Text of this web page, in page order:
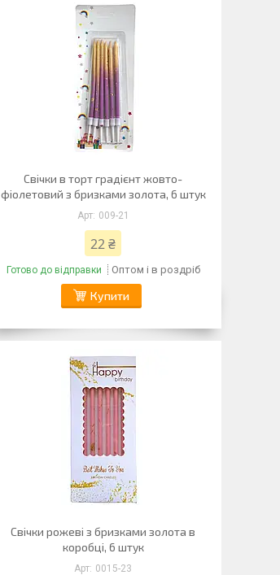
Свічки в торт градієнт жовто-
фіолетовий з бризками золота, 6 штук
009-21
22 ₴
Готово до відправки Оптом і в роздріб
Купити
Свічки рожеві з бризками золота в
коробці, 6 штук
0015-23